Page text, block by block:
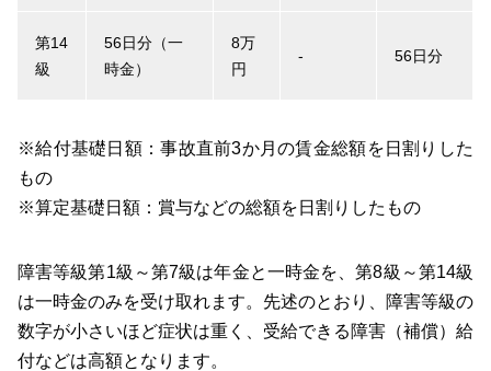
第14
級
56日分（一
時金）
8万
円
- 56日分
※給付基礎日額：事故直前3か月の賃金総額を日割りした
もの
※算定基礎日額：賞与などの総額を日割りしたもの
障害等級第1級～第7級は年金と一時金を、第8級～第14級
は一時金のみを受け取れます。先述のとおり、障害等級の
数字が小さいほど症状は重く、受給できる障害（補償）給
付などは高額となります。